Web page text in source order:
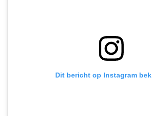
Dit bericht op Instagram